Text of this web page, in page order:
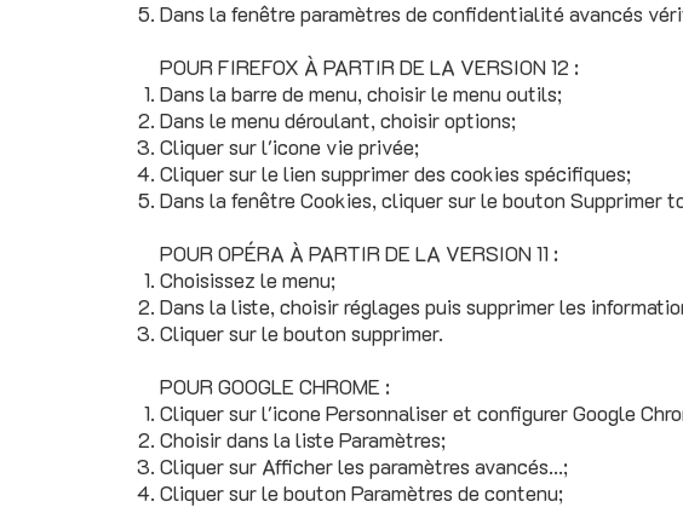
Dans la fenêtre paramètres de confidentialité avancés
POUR FIREFOX À PARTIR DE LA VERSION 12 :
Dans la barre de menu, choisir le menu outils;
Dans le menu déroulant, choisir options;
Cliquer sur l'icone vie privée;
Cliquer sur le lien supprimer des cookies spécifiques;
Dans la fenêtre Cookies, cliquer sur le bouton Supprimer
POUR OPÉRA À PARTIR DE LA VERSION 11 :
Choisissez le menu;
Dans la liste, choisir réglages puis supprimer les
Cliquer sur le bouton supprimer.
POUR GOOGLE CHROME :
Cliquer sur l'icone Personnaliser et configurer Google
Choisir dans la liste Paramètres;
Cliquer sur Afficher les paramètres avancés...;
Cliquer sur le bouton Paramètres de contenu;